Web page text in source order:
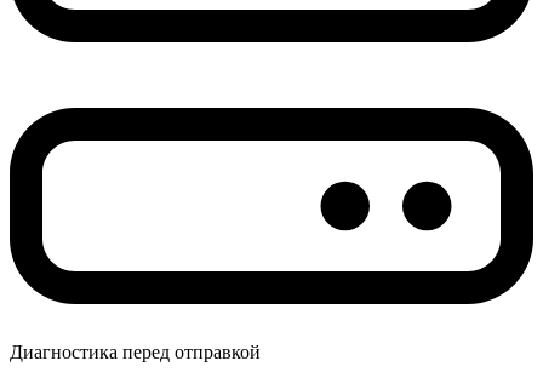
Диагностика перед отправкой